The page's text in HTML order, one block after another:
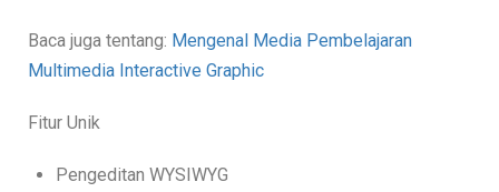
Baca juga tentang: Mengenal Media Pembelajaran
Multimedia Interactive Graphic
Fitur Unik
Pengeditan WYSIWYG